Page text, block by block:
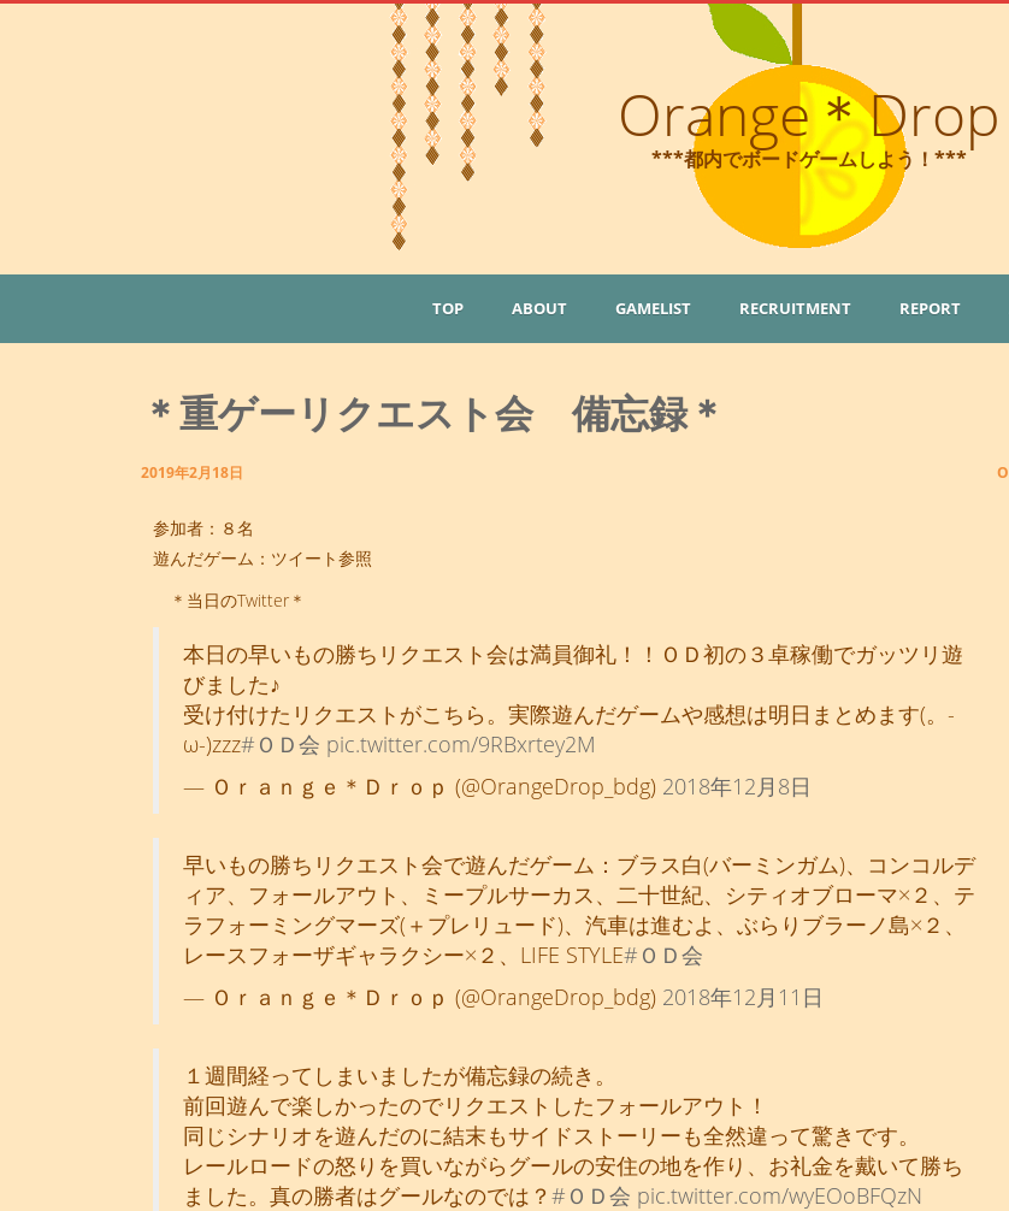
Orange＊Drop
***都内でボードゲームしよう！***
TOP ABOUT GAMELIST RECRUITMENT REPORT
＊重ゲーリクエスト会 備忘録＊
2019年2月18日
参加者：８名
遊んだゲーム：ツイート参照
＊当日のTwitter＊
本日の早いもの勝ちリクエスト会は満員御礼！！ＯＤ初の３卓稼働でガッツリ遊
びました♪
受け付けたリクエストがこちら。実際遊んだゲームや感想は明日まとめます(。-
ω-)zzz#ＯＤ会 pic.twitter.com/9RBxrtey2M
— Ｏｒａｎｇｅ＊Ｄｒｏｐ (@OrangeDrop_bdg) 2018年12月8日
早いもの勝ちリクエスト会で遊んだゲーム：ブラス白(バーミンガム)、コンコルデ
ィア、フォールアウト、ミープルサーカス、二十世紀、シティオブローマ×２、テ
ラフォーミングマーズ(＋プレリュード)、汽車は進むよ、ぶらりブラーノ島×２、
レースフォーザギャラクシー×２、LIFE STYLE#ＯＤ会
— Ｏｒａｎｇｅ＊Ｄｒｏｐ (@OrangeDrop_bdg) 2018年12月11日
１週間経ってしまいましたが備忘録の続き。
前回遊んで楽しかったのでリクエストしたフォールアウト！
同じシナリオを遊んだのに結末もサイドストーリーも全然違って驚きです。
レールロードの怒りを買いながらグールの安住の地を作り、お礼金を戴いて勝ち
ました。真の勝者はグールなのでは？ #ＯＤ会 pic.twitter.com/wyEOoBFQzN